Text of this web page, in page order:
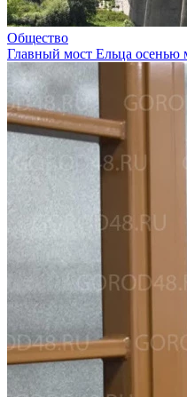
Общество
Главный мост Ельца осенью